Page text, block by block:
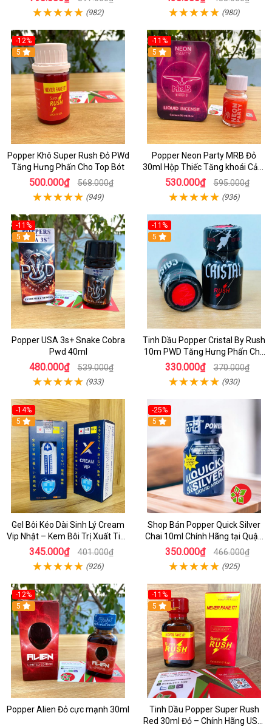
(982) (980)
-12%
5
Popper Khô Super Rush Đỏ PWd
Tăng Hưng Phấn Cho Top Bót
500.000₫ 568.000₫
(949)
-11%
5
Popper Neon Party MRB Đỏ
30ml Hộp Thiếc Tăng khoái Cảm
Mạnh Cho Top Bot
530.000₫ 595.000₫
(936)
-11%
5
Popper USA 3s+ Snake Cobra
Pwd 40ml
480.000₫ 539.000₫
(933)
-11%
5
Tinh Dầu Popper Cristal By Rush
10m PWD Tăng Hưng Phấn Cho
Top Bot
330.000₫ 370.000₫
(930)
-14%
5
Gel Bôi Kéo Dài Sinh Lý Cream
Vip Nhật – Kem Bôi Trị Xuất Tinh
Sớm Chính Hãng Cho Nam
345.000₫ 401.000₫
(926)
-25%
5
Shop Bán Popper Quick Silver
Chai 10ml Chính Hãng tại Quận
1 - Kích thích tăng ham muốn
cực mạnh
350.000₫ 466.000₫
(925)
-12%
5
Popper Alien Đỏ cực mạnh 30ml
-11%
5
Tinh Dầu Popper Super Rush
Red 30ml Đỏ – Chính Hãng USA,